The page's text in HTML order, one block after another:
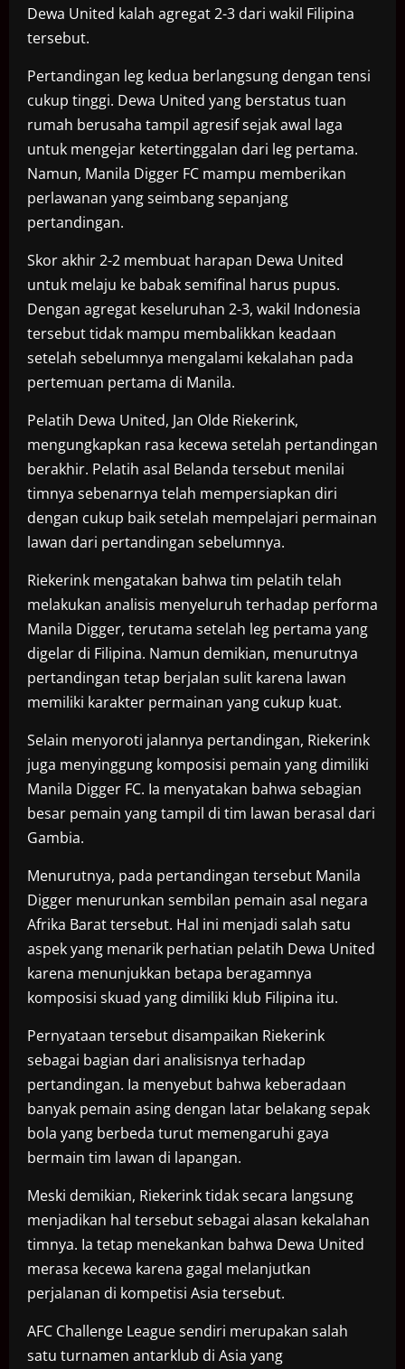
Dewa United kalah agregat 2-3 dari wakil Filipina
tersebut.
Pertandingan leg kedua berlangsung dengan tensi
cukup tinggi. Dewa United yang berstatus tuan
rumah berusaha tampil agresif sejak awal laga
untuk mengejar ketertinggalan dari leg pertama.
Namun, Manila Digger FC mampu memberikan
perlawanan yang seimbang sepanjang
pertandingan.
Skor akhir 2-2 membuat harapan Dewa United
untuk melaju ke babak semifinal harus pupus.
Dengan agregat keseluruhan 2-3, wakil Indonesia
tersebut tidak mampu membalikkan keadaan
setelah sebelumnya mengalami kekalahan pada
pertemuan pertama di Manila.
Pelatih Dewa United, Jan Olde Riekerink,
mengungkapkan rasa kecewa setelah pertandingan
berakhir. Pelatih asal Belanda tersebut menilai
timnya sebenarnya telah mempersiapkan diri
dengan cukup baik setelah mempelajari permainan
lawan dari pertandingan sebelumnya.
Riekerink mengatakan bahwa tim pelatih telah
melakukan analisis menyeluruh terhadap performa
Manila Digger, terutama setelah leg pertama yang
digelar di Filipina. Namun demikian, menurutnya
pertandingan tetap berjalan sulit karena lawan
memiliki karakter permainan yang cukup kuat.
Selain menyoroti jalannya pertandingan, Riekerink
juga menyinggung komposisi pemain yang dimiliki
Manila Digger FC. Ia menyatakan bahwa sebagian
besar pemain yang tampil di tim lawan berasal dari
Gambia.
Menurutnya, pada pertandingan tersebut Manila
Digger menurunkan sembilan pemain asal negara
Afrika Barat tersebut. Hal ini menjadi salah satu
aspek yang menarik perhatian pelatih Dewa United
karena menunjukkan betapa beragamnya
komposisi skuad yang dimiliki klub Filipina itu.
Pernyataan tersebut disampaikan Riekerink
sebagai bagian dari analisisnya terhadap
pertandingan. Ia menyebut bahwa keberadaan
banyak pemain asing dengan latar belakang sepak
bola yang berbeda turut memengaruhi gaya
bermain tim lawan di lapangan.
Meski demikian, Riekerink tidak secara langsung
menjadikan hal tersebut sebagai alasan kekalahan
timnya. Ia tetap menekankan bahwa Dewa United
merasa kecewa karena gagal melanjutkan
perjalanan di kompetisi Asia tersebut.
AFC Challenge League sendiri merupakan salah
satu turnamen antarklub di Asia yang